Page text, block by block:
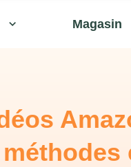
Magasin
méthodes